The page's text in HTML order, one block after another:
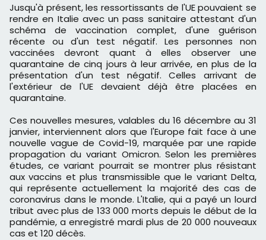
Jusqu'à présent, les ressortissants de l'UE pouvaient se
rendre en Italie avec un pass sanitaire attestant d'un
schéma de vaccination complet, d'une guérison
récente ou d'un test négatif. Les personnes non
vaccinées devront quant à elles observer une
quarantaine de cinq jours à leur arrivée, en plus de la
présentation d'un test négatif. Celles arrivant de
l'extérieur de l'UE devaient déjà être placées en
quarantaine.
Ces nouvelles mesures, valables du 16 décembre au 31
janvier, interviennent alors que l'Europe fait face à une
nouvelle vague de Covid-19, marquée par une rapide
propagation du variant Omicron. Selon les premières
études, ce variant pourrait se montrer plus résistant
aux vaccins et plus transmissible que le variant Delta,
qui représente actuellement la majorité des cas de
coronavirus dans le monde. L'Italie, qui a payé un lourd
tribut avec plus de 133 000 morts depuis le début de la
pandémie, a enregistré mardi plus de 20 000 nouveaux
cas et 120 décès.